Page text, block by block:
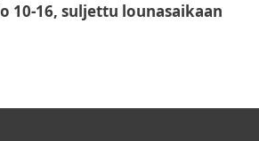
10-16, suljettu lounasaikaan